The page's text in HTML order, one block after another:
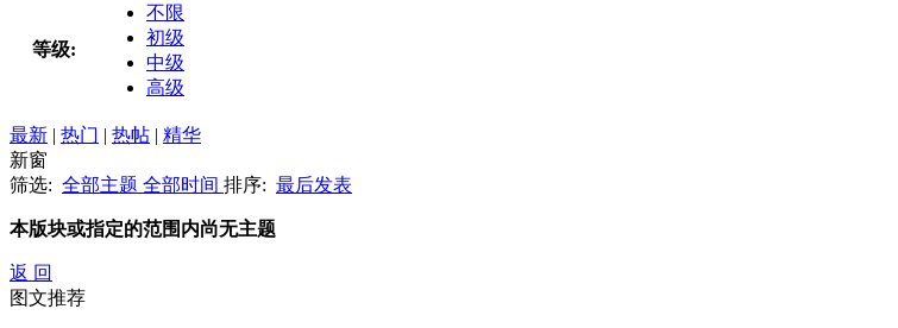
等级:
不限
初级
中级
高级
最新 | 热门 | 热帖 | 精华
新窗
筛选: 全部主题 全部时间 排序: 最后发表
本版块或指定的范围内尚无主题
返 回
图文推荐